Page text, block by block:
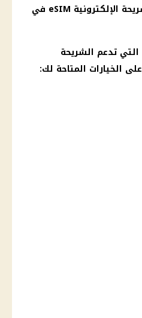
المتوافقة مع الشريحة الإلكترونية eSIM في
التي تدعم الشريحة